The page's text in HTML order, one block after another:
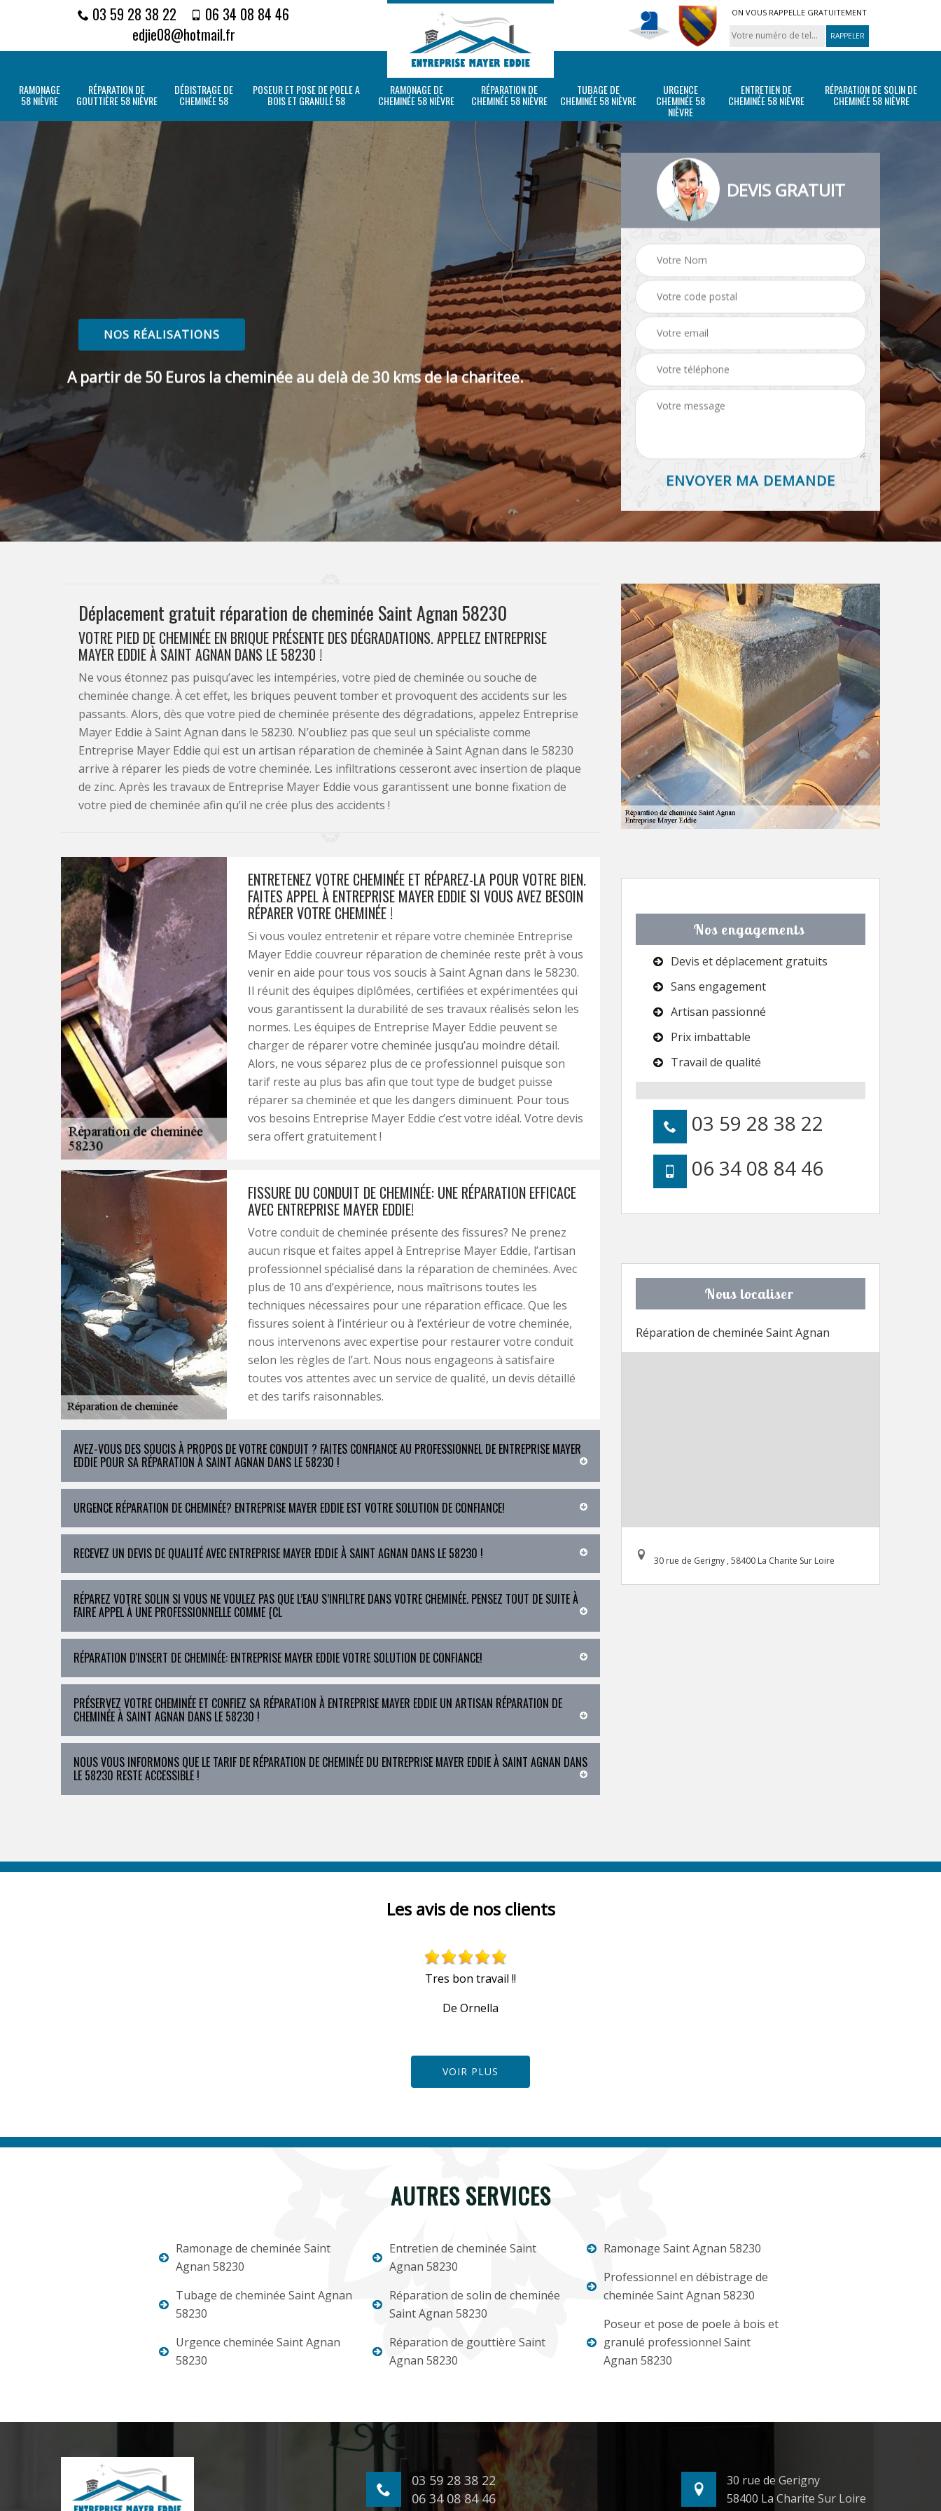
03 59 28 38 22
06 34 08 84 46
edjie08@hotmail.fr
ON VOUS RAPPELLE GRATUITEMENT
RAMONAGE
58 NIÈVRE
RÉPARATION DE
GOUTTIÈRE 58 NIÈVRE
DÉBISTRAGE DE
CHEMINÉE 58
POSEUR ET POSE DE POELE A
BOIS ET GRANULÉ 58
RAMONAGE DE
CHEMINÉE 58 NIÈVRE
RÉPARATION DE
CHEMINÉE 58 NIÈVRE
TUBAGE DE
CHEMINÉE 58 NIÈVRE
URGENCE
CHEMINÉE 58
NIÈVRE
ENTRETIEN DE
CHEMINÉE 58 NIÈVRE
RÉPARATION DE SOLIN DE
CHEMINÉE 58 NIÈVRE
NOS RÉALISATIONS
A partir de 50 Euros la cheminée au delà de 30 kms de la charitee.
DEVIS GRATUIT
Déplacement gratuit réparation de cheminée Saint Agnan 58230
VOTRE PIED DE CHEMINÉE EN BRIQUE PRÉSENTE DES DÉGRADATIONS. APPELEZ ENTREPRISE
MAYER EDDIE À SAINT AGNAN DANS LE 58230 !
Ne vous étonnez pas puisqu’avec les intempéries, votre pied de cheminée ou souche de
cheminée change. À cet effet, les briques peuvent tomber et provoquent des accidents sur les
passants. Alors, dès que votre pied de cheminée présente des dégradations, appelez Entreprise
Mayer Eddie à Saint Agnan dans le 58230. N’oubliez pas que seul un spécialiste comme
Entreprise Mayer Eddie qui est un artisan réparation de cheminée à Saint Agnan dans le 58230
arrive à réparer les pieds de votre cheminée. Les infiltrations cesseront avec insertion de plaque
de zinc. Après les travaux de Entreprise Mayer Eddie vous garantissent une bonne fixation de
votre pied de cheminée afin qu’il ne crée plus des accidents !
ENTRETENEZ VOTRE CHEMINÉE ET RÉPAREZ-LA POUR VOTRE BIEN.
FAITES APPEL À ENTREPRISE MAYER EDDIE SI VOUS AVEZ BESOIN
RÉPARER VOTRE CHEMINÉE !
Si vous voulez entretenir et répare votre cheminée Entreprise
Mayer Eddie couvreur réparation de cheminée reste prêt à vous
venir en aide pour tous vos soucis à Saint Agnan dans le 58230.
Il réunit des équipes diplômées, certifiées et expérimentées qui
vous garantissent la durabilité de ses travaux réalisés selon les
normes. Les équipes de Entreprise Mayer Eddie peuvent se
charger de réparer votre cheminée jusqu’au moindre détail.
Alors, ne vous séparez plus de ce professionnel puisque son
tarif reste au plus bas afin que tout type de budget puisse
réparer sa cheminée et que les dangers diminuent. Pour tous
vos besoins Entreprise Mayer Eddie c’est votre idéal. Votre devis
sera offert gratuitement !
FISSURE DU CONDUIT DE CHEMINÉE: UNE RÉPARATION EFFICACE
AVEC ENTREPRISE MAYER EDDIE!
Votre conduit de cheminée présente des fissures? Ne prenez
aucun risque et faites appel à Entreprise Mayer Eddie, l’artisan
professionnel spécialisé dans la réparation de cheminées. Avec
plus de 10 ans d’expérience, nous maîtrisons toutes les
techniques nécessaires pour une réparation efficace. Que les
fissures soient à l’intérieur ou à l’extérieur de votre cheminée,
nous intervenons avec expertise pour restaurer votre conduit
selon les règles de l’art. Nous nous engageons à satisfaire
toutes vos attentes avec un service de qualité, un devis détaillé
et des tarifs raisonnables.
AVEZ-VOUS DES SOUCIS À PROPOS DE VOTRE CONDUIT ? FAITES CONFIANCE AU PROFESSIONNEL DE ENTREPRISE MAYER
EDDIE POUR SA RÉPARATION À SAINT AGNAN DANS LE 58230 !
URGENCE RÉPARATION DE CHEMINÉE? ENTREPRISE MAYER EDDIE EST VOTRE SOLUTION DE CONFIANCE!
RECEVEZ UN DEVIS DE QUALITÉ AVEC ENTREPRISE MAYER EDDIE À SAINT AGNAN DANS LE 58230 !
RÉPAREZ VOTRE SOLIN SI VOUS NE VOULEZ PAS QUE L’EAU S’INFILTRE DANS VOTRE CHEMINÉE. PENSEZ TOUT DE SUITE À
FAIRE APPEL À UNE PROFESSIONNELLE COMME {CL
RÉPARATION D'INSERT DE CHEMINÉE: ENTREPRISE MAYER EDDIE VOTRE SOLUTION DE CONFIANCE!
PRÉSERVEZ VOTRE CHEMINÉE ET CONFIEZ SA RÉPARATION À ENTREPRISE MAYER EDDIE UN ARTISAN RÉPARATION DE
CHEMINÉE À SAINT AGNAN DANS LE 58230 !
NOUS VOUS INFORMONS QUE LE TARIF DE RÉPARATION DE CHEMINÉE DU ENTREPRISE MAYER EDDIE À SAINT AGNAN DANS
LE 58230 RESTE ACCESSIBLE !
Nos engagements
Devis et déplacement gratuits
Sans engagement
Artisan passionné
Prix imbattable
Travail de qualité
03 59 28 38 22
06 34 08 84 46
Nous localiser
Réparation de cheminée Saint Agnan
30 rue de Gerigny , 58400 La Charite Sur Loire
Les avis de nos clients
Tres bon travail !!
De Ornella
VOIR PLUS
AUTRES SERVICES
Ramonage de cheminée Saint
Agnan 58230
Tubage de cheminée Saint Agnan
58230
Urgence cheminée Saint Agnan
58230
Entretien de cheminée Saint
Agnan 58230
Réparation de solin de cheminée
Saint Agnan 58230
Réparation de gouttière Saint
Agnan 58230
Ramonage Saint Agnan 58230
Professionnel en débistrage de
cheminée Saint Agnan 58230
Poseur et pose de poele à bois et
granulé professionnel Saint
Agnan 58230
03 59 28 38 22
06 34 08 84 46
30 rue de Gerigny
58400 La Charite Sur Loire